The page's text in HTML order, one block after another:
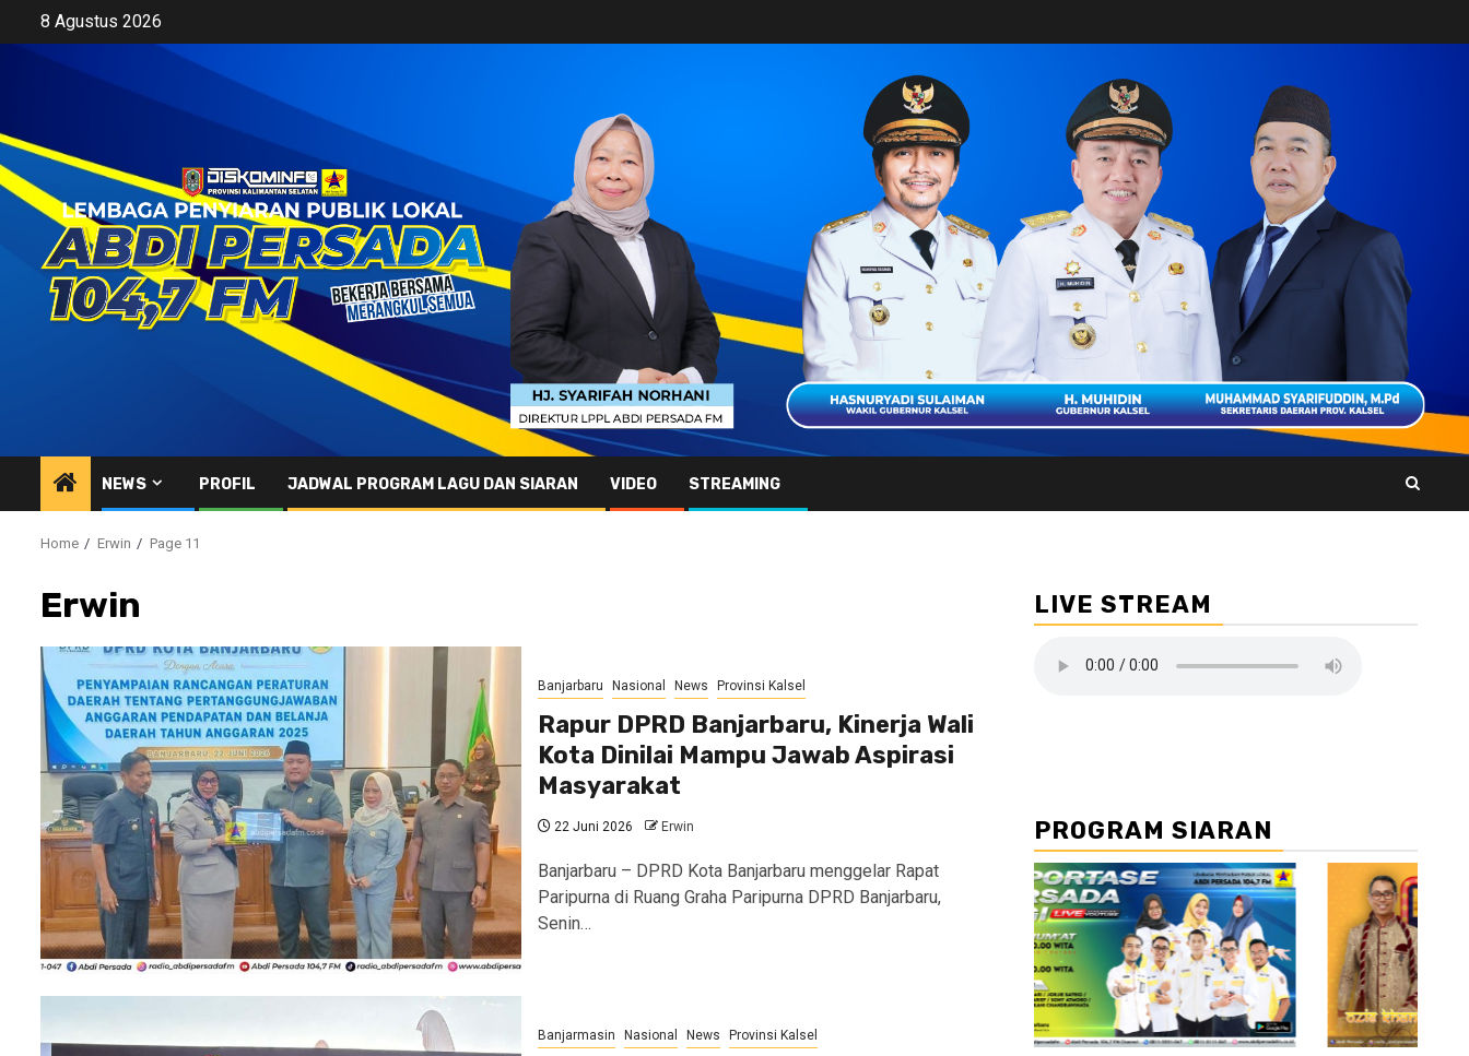
content
8 Agustus 2026
NEWS PROFIL JADWAL PROGRAM LAGU DAN SIARAN VIDEO STREAMING
Home Erwin Page 11
Erwin
Banjarbaru Nasional News Provinsi Kalsel
Rapur DPRD Banjarbaru, Kinerja Wali
Kota Dinilai Mampu Jawab Aspirasi
Masyarakat
22 Juni 2026 Erwin
Banjarbaru – DPRD Kota Banjarbaru menggelar Rapat
Paripurna di Ruang Graha Paripurna DPRD Banjarbaru,
Senin…
Banjarmasin Nasional News Provinsi Kalsel
LIVE STREAM
PROGRAM SIARAN
//2